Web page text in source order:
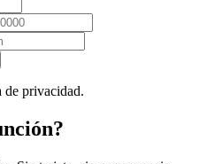
de privacidad.